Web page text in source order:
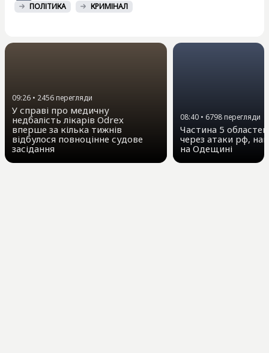
ПОЛІТИКА КРИМІНАЛ
09:26 • 2456перегляди
У справі про медичну
недбалість лікарів Odrex
вперше за кілька тижнів
відбулося повноцінне судове
засідання
08:40 • 6798перегляди
Частина 5 областей
через атаки рф,
на Одещині